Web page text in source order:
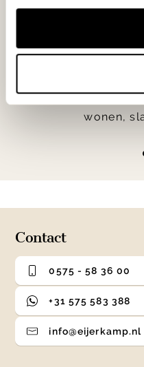
wonen,
Contact
0575 - 58 36 00
+31 575 583 388
info@eijerkamp.nl